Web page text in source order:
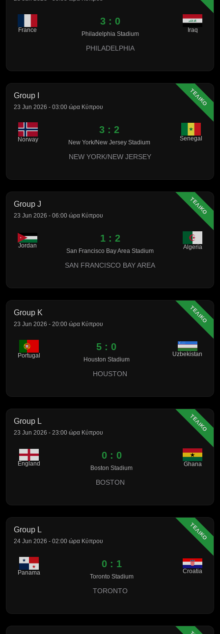
France
3 : 0
Philadelphia Stadium
Iraq
PHILADELPHIA
ΤΕΛΙΚΟ
Group I
23 Jun 2026 - 03:00 ώρα Κύπρου
Norway
3 : 2
New York/New Jersey Stadium
Senegal
NEW YORK/NEW JERSEY
ΤΕΛΙΚΟ
Group J
23 Jun 2026 - 06:00 ώρα Κύπρου
Jordan
1 : 2
San Francisco Bay Area Stadium
Algeria
SAN FRANCISCO BAY AREA
ΤΕΛΙΚΟ
Group K
23 Jun 2026 - 20:00 ώρα Κύπρου
Portugal
5 : 0
Houston Stadium
Uzbekistan
HOUSTON
ΤΕΛΙΚΟ
Group L
23 Jun 2026 - 23:00 ώρα Κύπρου
England
0 : 0
Boston Stadium
Ghana
BOSTON
ΤΕΛΙΚΟ
Group L
24 Jun 2026 - 02:00 ώρα Κύπρου
Panama
0 : 1
Toronto Stadium
Croatia
TORONTO